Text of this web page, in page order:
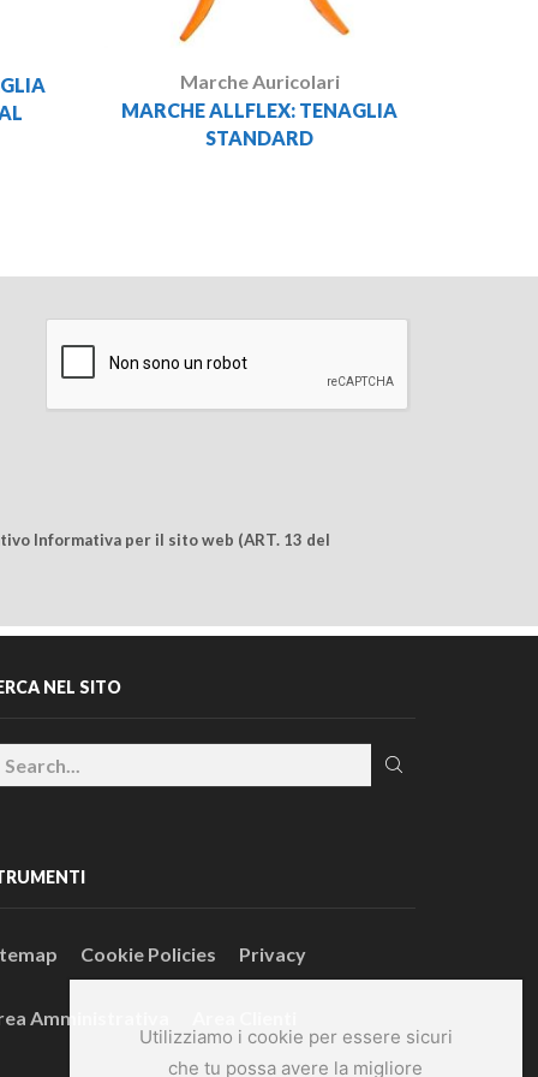
Utilizziamo i cookie per essere sicuri
che tu possa avere la migliore
Marche Auricolari
MARCHE ALLFLEX: TENAGLIA
STANDARD
Informativa per il sito web (ART. 13 del
NEL SITO
Cookie Policies Privacy
Amministrativa